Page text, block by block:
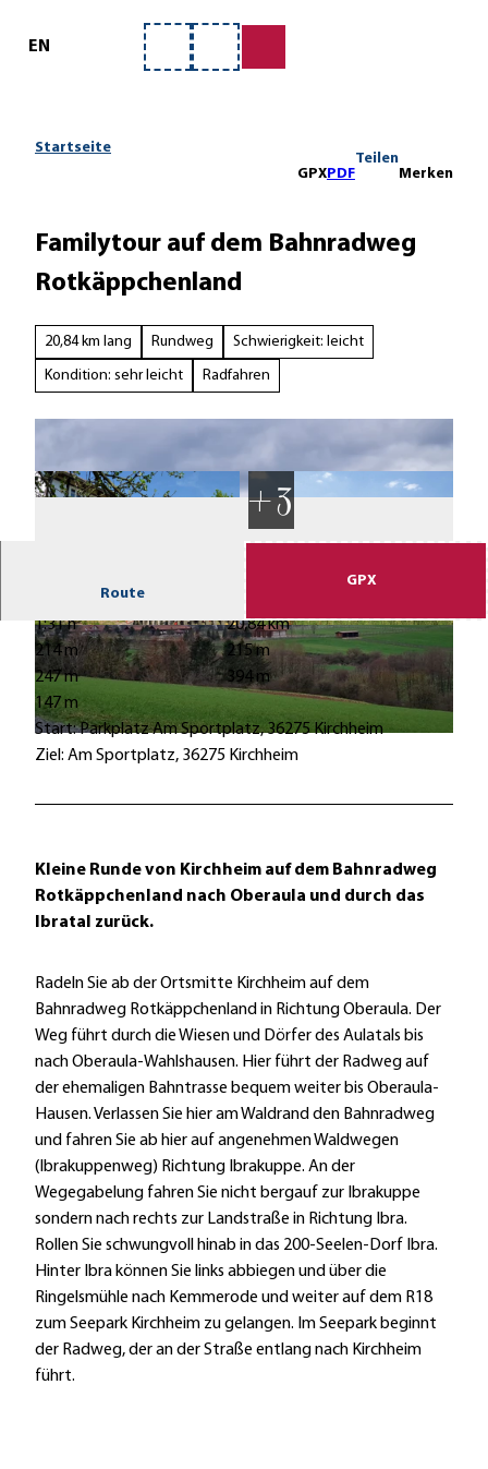
EN
Merkzettel
Suche
Startseite
GPXPDF
Teilen
Merken
Familytour auf dem Bahnradweg
Rotkäppchenland
20,84 km lang Rundweg Schwierigkeit: leicht
Kondition: sehr leicht Radfahren
Q
S
h
© Heidrun Englisch |CC-BY-SA
Route
GPX
1:31 h
20,84 km
214 m
215 m
247 m
394 m
147 m
Start: Parkplatz Am Sportplatz, 36275 Kirchheim
Ziel: Am Sportplatz, 36275 Kirchheim
Kleine Runde von Kirchheim auf dem Bahnradweg
Rotkäppchenland nach Oberaula und durch das
Ibratal zurück.
Radeln Sie ab der Ortsmitte Kirchheim auf dem
Bahnradweg Rotkäppchenland in Richtung Oberaula. Der
Weg führt durch die Wiesen und Dörfer des Aulatals bis
nach Oberaula-Wahlshausen. Hier führt der Radweg auf
der ehemaligen Bahntrasse bequem weiter bis Oberaula-
Hausen. Verlassen Sie hier am Waldrand den Bahnradweg
und fahren Sie ab hier auf angenehmen Waldwegen
(Ibrakuppenweg) Richtung Ibrakuppe. An der
Wegegabelung fahren Sie nicht bergauf zur Ibrakuppe
sondern nach rechts zur Landstraße in Richtung Ibra.
Rollen Sie schwungvoll hinab in das 200-Seelen-Dorf Ibra.
Hinter Ibra können Sie links abbiegen und über die
Ringelsmühle nach Kemmerode und weiter auf dem R18
zum Seepark Kirchheim zu gelangen. Im Seepark beginnt
der Radweg, der an der Straße entlang nach Kirchheim
führt.